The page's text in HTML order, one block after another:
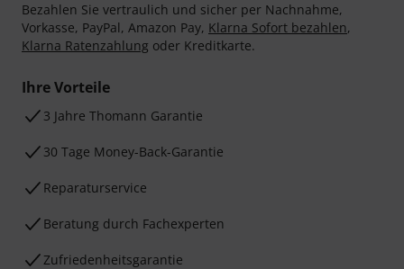
Bezahlen Sie vertraulich und sicher per Nachnahme,
Vorkasse, PayPal, Amazon Pay, Klarna Sofort bezahlen,
Klarna Ratenzahlung oder Kreditkarte.
Ihre Vorteile
3 Jahre Thomann Garantie
30 Tage Money-Back-Garantie
Reparaturservice
Beratung durch Fachexperten
Zufriedenheitsgarantie